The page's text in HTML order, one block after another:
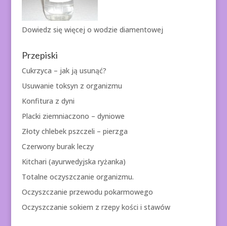
Dowiedz się więcej o wodzie diamentowej
Przepiski
Cukrzyca – jak ją usunąć?
Usuwanie toksyn z organizmu
Konfitura z dyni
Placki ziemniaczono – dyniowe
Złoty chlebek pszczeli – pierzga
Czerwony burak leczy
Kitchari (ayurwedyjska ryżanka)
Totalne oczyszczanie organizmu.
Oczyszczanie przewodu pokarmowego
Oczyszczanie sokiem z rzepy kości i stawów